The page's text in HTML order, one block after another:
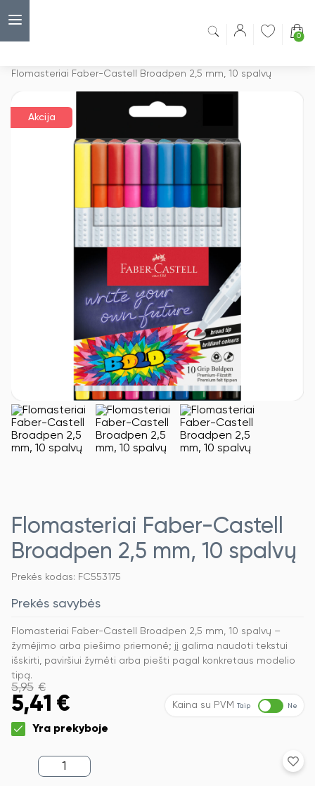
0
Flomasteriai Faber-Castell Broadpen 2,5 mm, 10 spalvų
Akcija
Flomasteriai Faber-Castell
Broadpen 2,5 mm, 10 spalvų
Prekės kodas: FC553175
Prekės savybės
Flomasteriai Faber-Castell Broadpen 2,5 mm, 10 spalvų –
žymėjimo arba piešimo priemonė; jį galima naudoti tekstui
išskirti, paviršiui žymėti arba piešti pagal konkretaus modelio
tipą.
5,95 €
5,41 € Kaina su PVM Taip Ne
Yra prekyboje
produkto
kiekis: